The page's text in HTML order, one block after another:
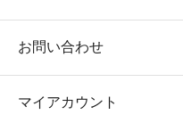
お問い合わせ
マイアカウント